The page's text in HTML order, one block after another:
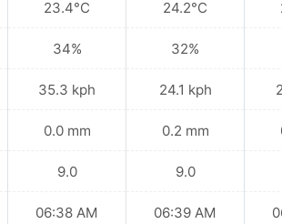
23.4°C
34%
35.3 kph
0.0 mm
9.0
06:38 AM
24.2°C
32%
24.1 kph
0.2 mm
9.0
06:39 AM